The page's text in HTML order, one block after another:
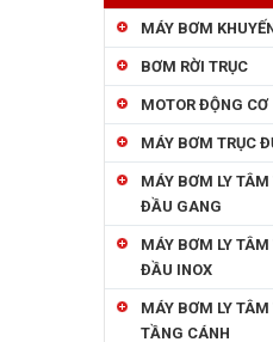
MÁY BƠM
BƠM RỜI TRỤC
MOTOR ĐỘNG CƠ
MÁY BƠM TRỤC
MÁY BƠM LY
ĐẦU GANG
MÁY BƠM LY
ĐẦU INOX
MÁY BƠM LY
TẦNG CÁNH